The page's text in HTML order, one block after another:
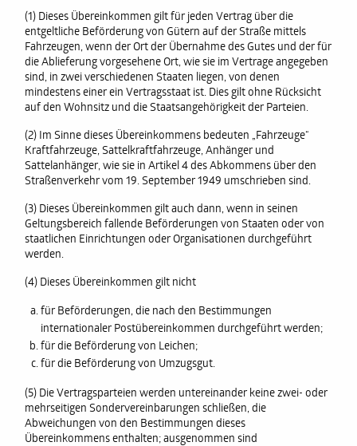
(1) Dieses Übereinkommen gilt für jeden Vertrag über die
entgeltliche Beförderung von Gütern auf der Straße mittels
Fahrzeugen, wenn der Ort der Übernahme des Gutes und der für
die Ablieferung vorgesehene Ort, wie sie im Vertrage angegeben
sind, in zwei verschiedenen Staaten liegen, von denen
mindestens einer ein Vertragsstaat ist. Dies gilt ohne Rücksicht
auf den Wohnsitz und die Staatsangehörigkeit der Parteien.
(2) Im Sinne dieses Übereinkommens bedeuten „Fahrzeuge“
Kraftfahrzeuge, Sattelkraftfahrzeuge, Anhänger und
Sattelanhänger, wie sie in Artikel 4 des Abkommens über den
Straßenverkehr vom 19. September 1949 umschrieben sind.
(3) Dieses Übereinkommen gilt auch dann, wenn in seinen
Geltungsbereich fallende Beförderungen von Staaten oder von
staatlichen Einrichtungen oder Organisationen durchgeführt
werden.
(4) Dieses Übereinkommen gilt nicht
für Beförderungen, die nach den Bestimmungen
internationaler Postübereinkommen durchgeführt werden;
für die Beförderung von Leichen;
für die Beförderung von Umzugsgut.
(5) Die Vertragsparteien werden untereinander keine zwei- oder
mehrseitigen Sondervereinbarungen schließen, die
Abweichungen von den Bestimmungen dieses
Übereinkommens enthalten; ausgenommen sind